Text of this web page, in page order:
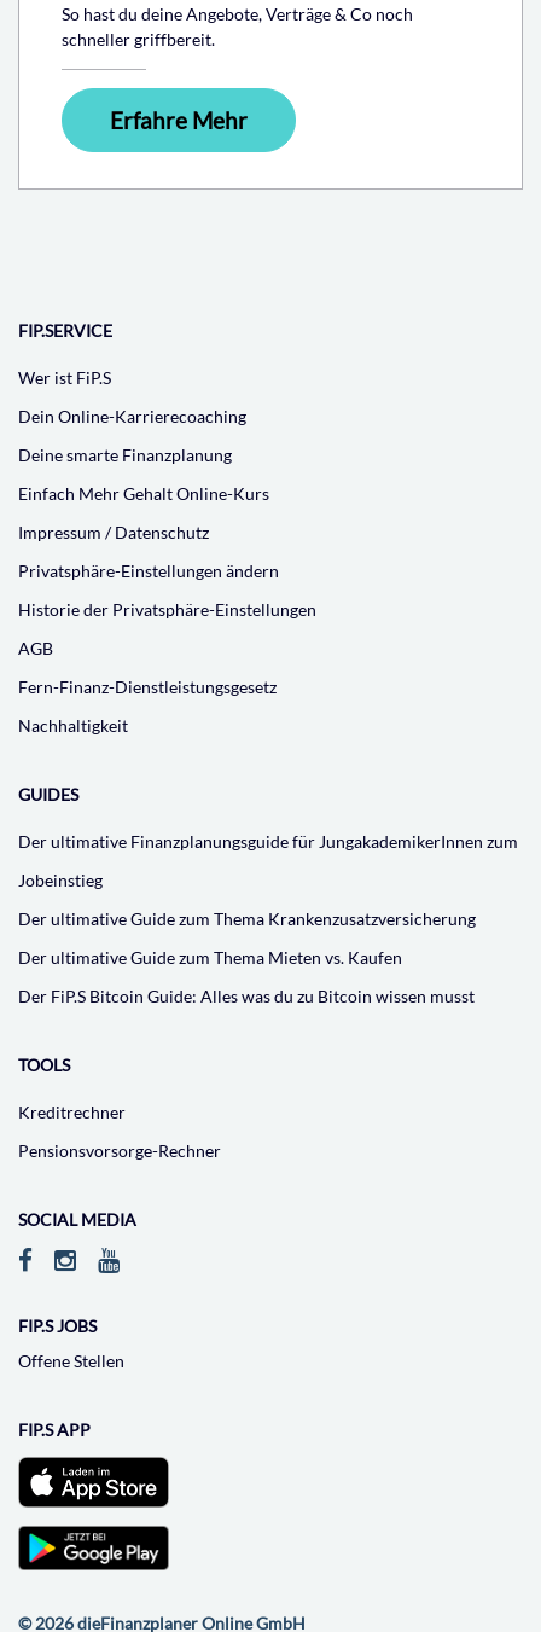
So hast du deine Angebote, Verträge & Co noch
schneller griffbereit.
Erfahre Mehr
FIP.SERVICE
Wer ist FiP.S
Dein Online-Karrierecoaching
Deine smarte Finanzplanung
Einfach Mehr Gehalt Online-Kurs
Impressum / Datenschutz
Privatsphäre-Einstellungen ändern
Historie der Privatsphäre-Einstellungen
AGB
Fern-Finanz-Dienstleistungsgesetz
Nachhaltigkeit
GUIDES
Der ultimative Finanzplanungsguide für JungakademikerInnen zum
Jobeinstieg
Der ultimative Guide zum Thema Krankenzusatzversicherung
Der ultimative Guide zum Thema Mieten vs. Kaufen
Der FiP.S Bitcoin Guide: Alles was du zu Bitcoin wissen musst
TOOLS
Kreditrechner
Pensionsvorsorge-Rechner
SOCIAL MEDIA
FIP.S JOBS
Offene Stellen
FIP.S APP
© 2026 dieFinanzplaner Online GmbH